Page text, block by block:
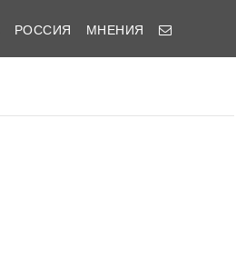
РОССИЯ МНЕНИЯ